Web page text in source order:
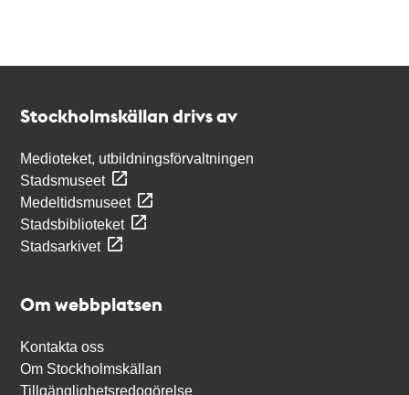
Stockholmskällan drivs av
Medioteket, utbildningsförvaltningen
Stadsmuseet
Medeltidsmuseet
Stadsbiblioteket
Stadsarkivet
Om webbplatsen
Kontakta oss
Om Stockholmskällan
Tillgänglighetsredogörelse